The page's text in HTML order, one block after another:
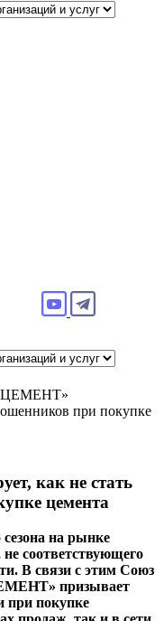
при покупке
как не стать
цемента
на рынке
соответствующего
В связи с этим Союз
призывает
при покупке